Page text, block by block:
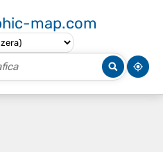
map.com